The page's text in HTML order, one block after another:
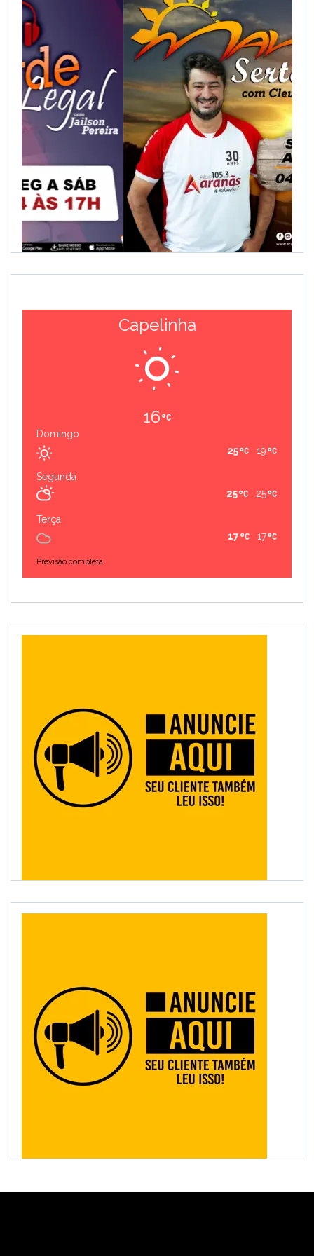
Capelinha
16
Domingo
19
25
Segunda
25
25
Terça
17
17
Previsão completa